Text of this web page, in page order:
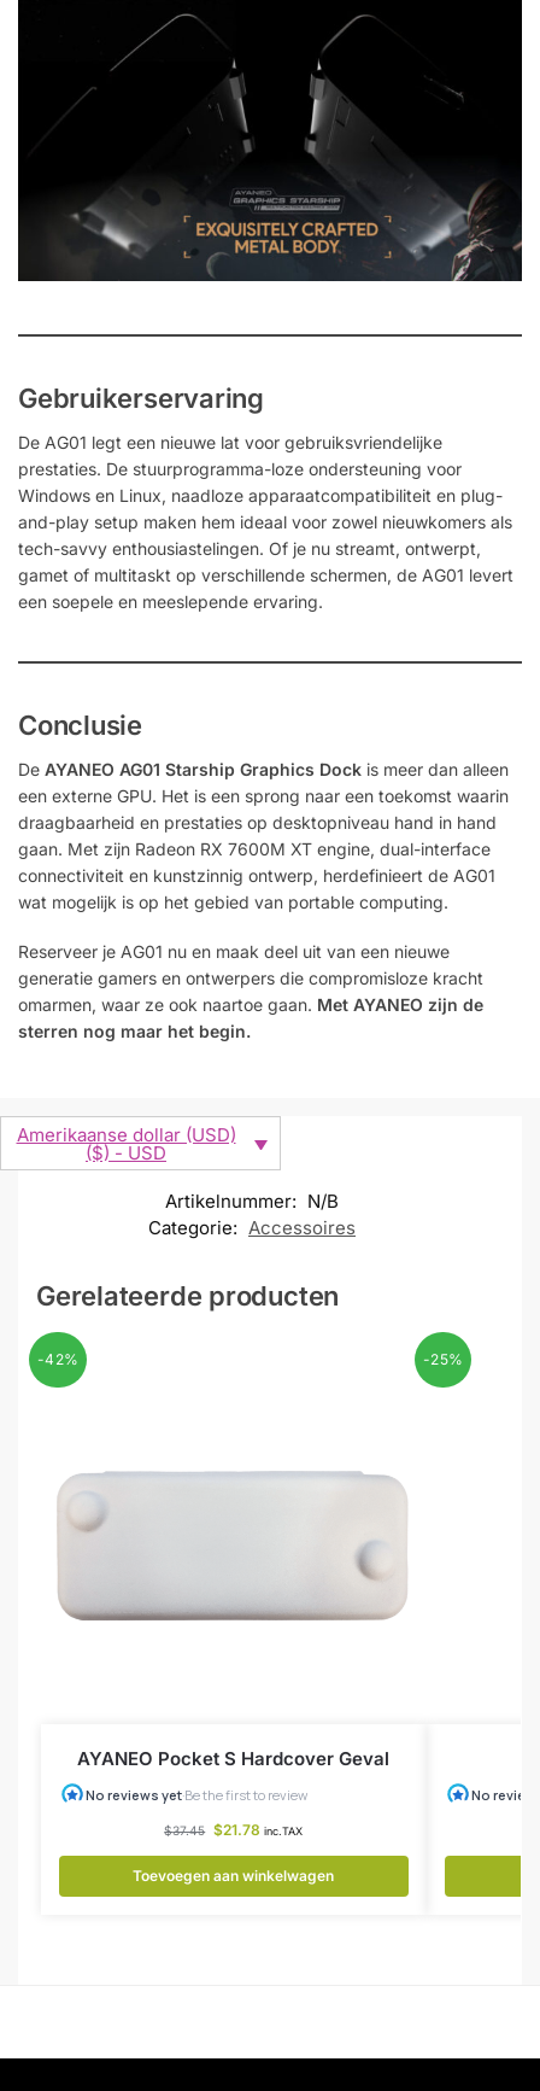
Gebruikerservaring
De AG01 legt een nieuwe lat voor gebruiksvriendelijke
prestaties. De stuurprogramma-loze ondersteuning voor
Windows en Linux, naadloze apparaatcompatibiliteit en plug-
and-play setup maken hem ideaal voor zowel nieuwkomers als
tech-savvy enthousiastelingen. Of je nu streamt, ontwerpt,
gamet of multitaskt op verschillende schermen, de AG01 levert
een soepele en meeslepende ervaring.
Conclusie
De AYANEO AG01 Starship Graphics Dock is meer dan alleen
een externe GPU. Het is een sprong naar een toekomst waarin
draagbaarheid en prestaties op desktopniveau hand in hand
gaan. Met zijn Radeon RX 7600M XT engine, dual-interface
connectiviteit en kunstzinnig ontwerp, herdefinieert de AG01
wat mogelijk is op het gebied van portable computing.
Reserveer je AG01 nu en maak deel uit van een nieuwe
generatie gamers en ontwerpers die compromisloze kracht
omarmen, waar ze ook naartoe gaan. Met AYANEO zijn de
sterren nog maar het begin.
Amerikaanse dollar (USD)
($) - USD
Artikelnummer: N/B
Categorie: Accessoires
Gerelateerde producten
-42%
AYANEO Pocket S Hardcover Geval
$37.45 $21.78 inc.TAX
Toevoegen aan winkelwagen
-25%